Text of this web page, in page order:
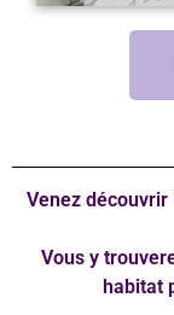
Venez
Vous y
habitat